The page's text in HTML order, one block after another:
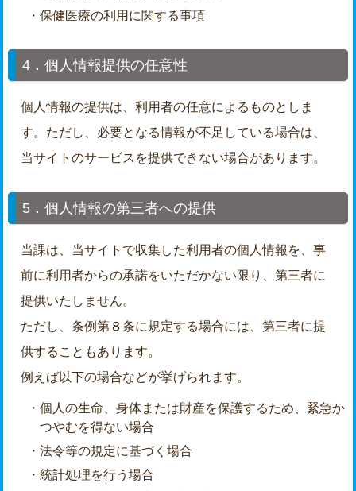
・保健医療の利用に関する事項
4．個人情報提供の任意性
個人情報の提供は、利用者の任意によるものとしま
す。ただし、必要となる情報が不足している場合は、
当サイトのサービスを提供できない場合があります。
5．個人情報の第三者への提供
当課は、当サイトで収集した利用者の個人情報を、事
前に利用者からの承諾をいただかない限り、第三者に
提供いたしません。
ただし、条例第８条に規定する場合には、第三者に提
供することもあります。
例えば以下の場合などが挙げられます。
・個人の生命、身体または財産を保護するため、緊急か
つやむを得ない場合
・法令等の規定に基づく場合
・統計処理を行う場合